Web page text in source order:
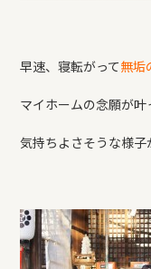
早速、寝転がって無垢
マイホームの念願が叶
気持ちよさそうな様子